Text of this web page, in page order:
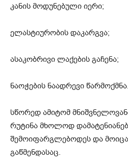
კანის მოდუნებული იერი;
ელასტიურობის დაკარგვა;
ასაკობრივი ლაქების გაჩენა;
ნაოჭების ნაადრევი წარმოქმნა.
სწორედ ამიტომ
რუტინა მხოლოდ
შემოიფარგლებოდეს და
გაწმენდასაც.